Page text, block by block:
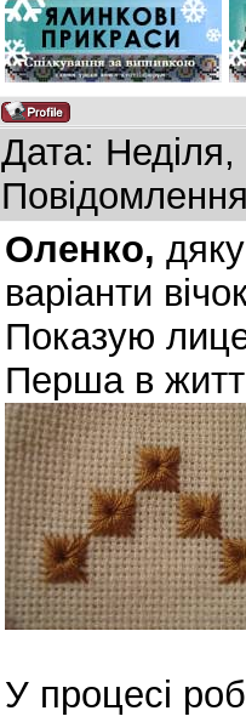
Дата:
Оленко,
варіанти
Показую лице
Перша в
У процесі